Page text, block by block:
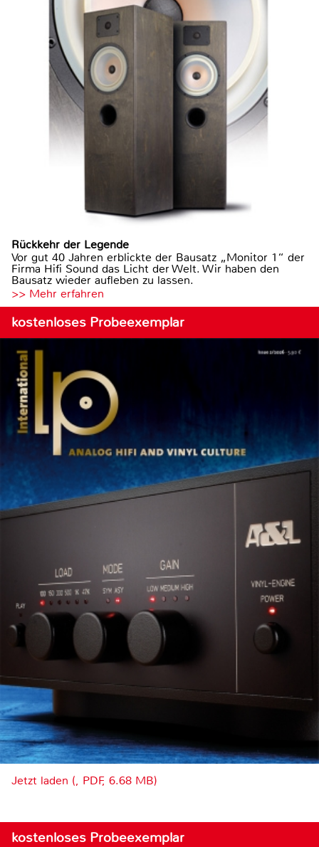
Rückkehr der Legende
Vor gut 40 Jahren erblickte der Bausatz „Monitor 1“ der
Firma Hifi Sound das Licht der Welt. Wir haben den
Bausatz wieder aufleben zu lassen.
>> Mehr erfahren
kostenloses Probeexemplar
Jetzt laden (, PDF, 6.68 MB)
kostenloses Probeexemplar